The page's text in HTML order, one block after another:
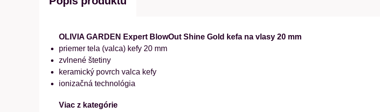
OLIVIA GARDEN Expert BlowOut Shine Gold kefa na vlasy 20 mm
priemer tela (valca) kefy 20 mm
zvlnené štetiny
keramický povrch valca kefy
ionizačná technológia
Viac z kategórie